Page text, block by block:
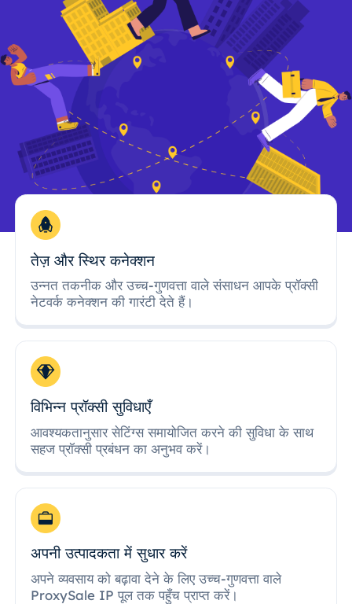
तेज़ और स्थिर कनेक्शन
उन्नत तकनीक और उच्च-गुणवत्ता वाले संसाधन आपके प्रॉक्सी
नेटवर्क कनेक्शन की गारंटी देते हैं।
विभिन्न प्रॉक्सी सुविधाएँ
आवश्यकतानुसार सेटिंग्स समायोजित करने की सुविधा के साथ
सहज प्रॉक्सी प्रबंधन का अनुभव करें।
अपनी उत्पादकता में सुधार करें
अपने व्यवसाय को बढ़ावा देने के लिए उच्च-गुणवत्ता वाले
ProxySale IP पूल तक पहुँच प्राप्त करें।